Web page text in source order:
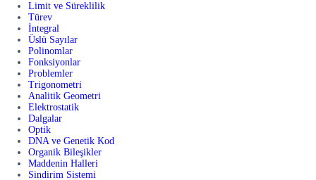
Limit ve Süreklilik
Türev
İntegral
Üslü Sayılar
Polinomlar
Fonksiyonlar
Problemler
Trigonometri
Analitik Geometri
Elektrostatik
Dalgalar
Optik
DNA ve Genetik Kod
Organik Bileşikler
Maddenin Halleri
Sindirim Sistemi